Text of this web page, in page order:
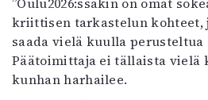
kriittisen tarkastelun kohteet,
saada vielä kuulla perusteltua
Päätoimittaja ei tällaista vielä
kunhan harhailee.